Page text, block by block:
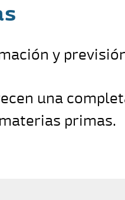
y
una
primas.